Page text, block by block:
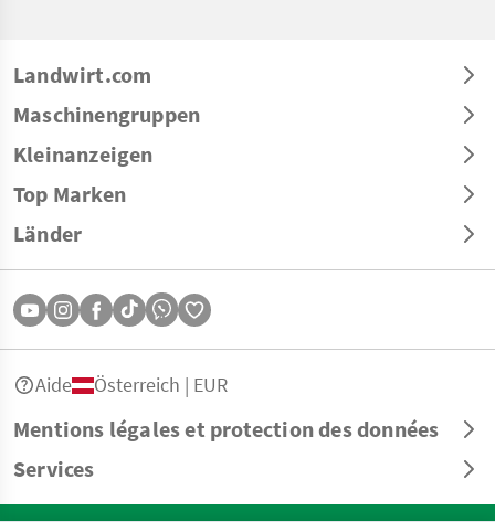
Landwirt.com
Maschinengruppen
Kleinanzeigen
Top Marken
Länder
Mentions légales et protection des données
Services
Aide Österreich | EUR